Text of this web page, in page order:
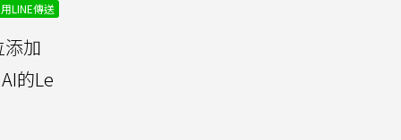
用LINE傳送
加
的Le